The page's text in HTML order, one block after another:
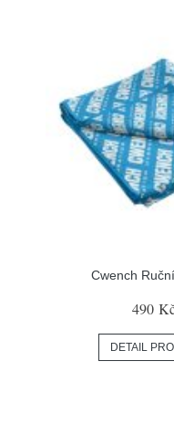
Cwench
490
DETAIL